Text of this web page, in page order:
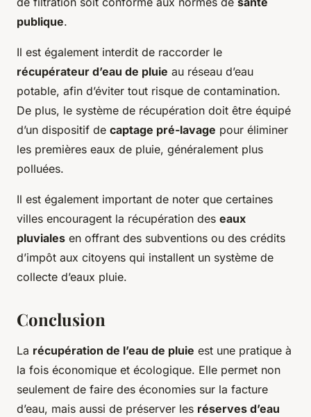
publique.
Il est également interdit de raccorder le
récupérateur d’eau de pluie au réseau d’eau
potable, afin d’éviter tout risque de contamination.
De plus, le système de récupération doit être équipé
d’un dispositif de captage pré-lavage pour éliminer
les premières eaux de pluie, généralement plus
polluées.
Il est également important de noter que certaines
villes encouragent la récupération des eaux
pluviales en offrant des subventions ou des crédits
d’impôt aux citoyens qui installent un système de
collecte d’eaux pluie.
Conclusion
La récupération de l’eau de pluie est une pratique à
la fois économique et écologique. Elle permet non
seulement de faire des économies sur la facture
d’eau, mais aussi de préserver les réserves d’eau